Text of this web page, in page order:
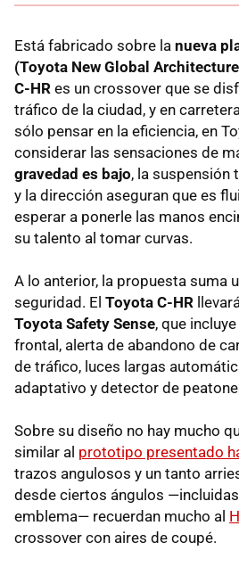
Está fabricado sobre la nueva
(Toyota New Global
C-HR es un crossover que se
tráfico de la ciudad, y en
sólo pensar en la eficiencia, en
considerar las sensaciones de
gravedad es bajo, la suspensión
y la dirección aseguran que es
esperar a ponerle las manos
su talento al tomar curvas.
A lo anterior, la propuesta suma
seguridad. El Toyota C-HR
Toyota Safety Sense, que
frontal, alerta de abandono de
de tráfico, luces largas
adaptativo y detector de
Sobre su diseño no hay mucho
similar al prototipo presentado
trazos angulosos y un tanto
desde ciertos ángulos —incluidas
emblema— recuerdan mucho al
crossover con aires de coupé.